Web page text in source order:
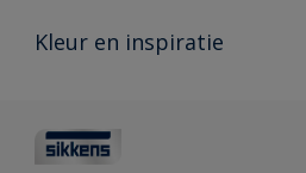
Vind je verkooppunt
Advies & service
Polyfilla Pro
Kleur en inspiratie
Kleurcollecties